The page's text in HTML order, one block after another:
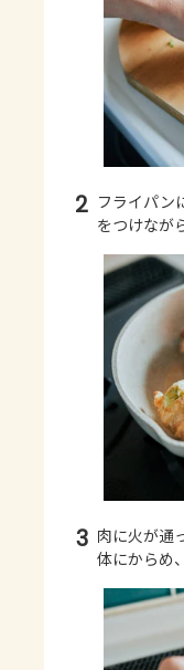
2 フライパン
をつけなが
3 肉に火が通
体にからめ